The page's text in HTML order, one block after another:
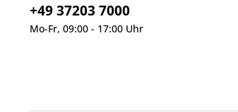
+49 37203 7000
Mo-Fr, 09:00 - 17:00 Uhr